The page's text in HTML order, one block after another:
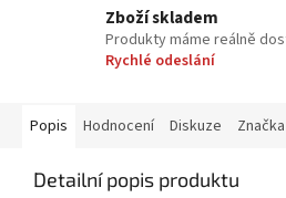
Zboží skladem
Produkty máme reálně
Rychlé odeslání
Popis Hodnocení Diskuze Značka
Detailní popis produktu